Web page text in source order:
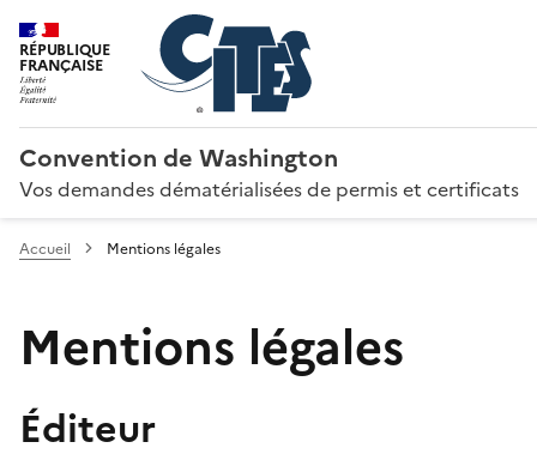
RÉPUBLIQUE
FRANÇAISE
Convention de Washington
Vos demandes dématérialisées de permis et certificats
Accueil Mentions légales
Mentions légales
Éditeur